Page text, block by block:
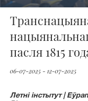
пасля 1815
06-07-2025 - 12-07-2025
Летні інстытут |